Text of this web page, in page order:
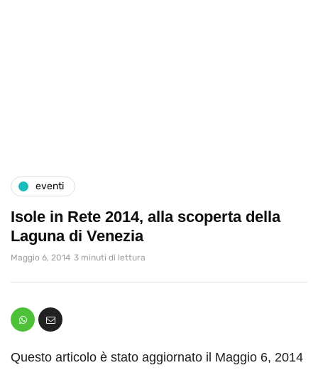
eventi
Isole in Rete 2014, alla scoperta della
Laguna di Venezia
Maggio 6, 2014 3 minuti di lettura
Questo articolo è stato aggiornato il Maggio 6, 2014